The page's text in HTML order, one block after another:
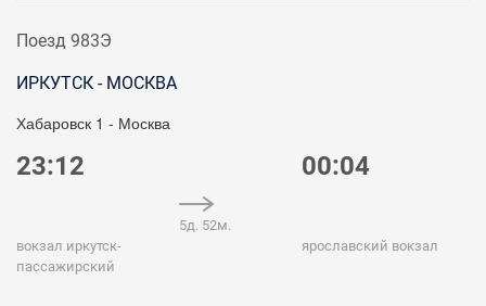
Поезд 983Э
ИРКУТСК - МОСКВА
Хабаровск 1 - Москва
23:12
вокзал иркутск-
пассажирский
5д. 52м.
00:04
ярославский вокзал